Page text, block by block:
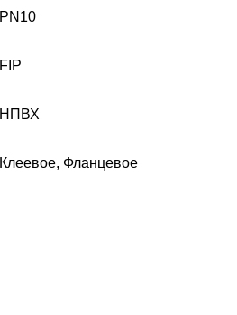
PN10
FIP
НПВХ
Клеевое, Фланцевое